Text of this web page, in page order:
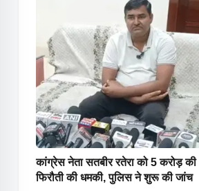
कांग्रेस नेता सतबीर रतेरा को 5 करोड़ की
फिरौती की धमकी, पुलिस ने शुरू की जांच